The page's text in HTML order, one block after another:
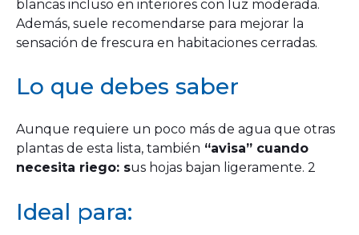
blancas incluso en interiores con luz moderada.
Además, suele recomendarse para mejorar la
sensación de frescura en habitaciones cerradas.
Lo que debes saber
Aunque requiere un poco más de agua que otras
plantas de esta lista, también “avisa” cuando
necesita riego: sus hojas bajan ligeramente. 2
Ideal para: